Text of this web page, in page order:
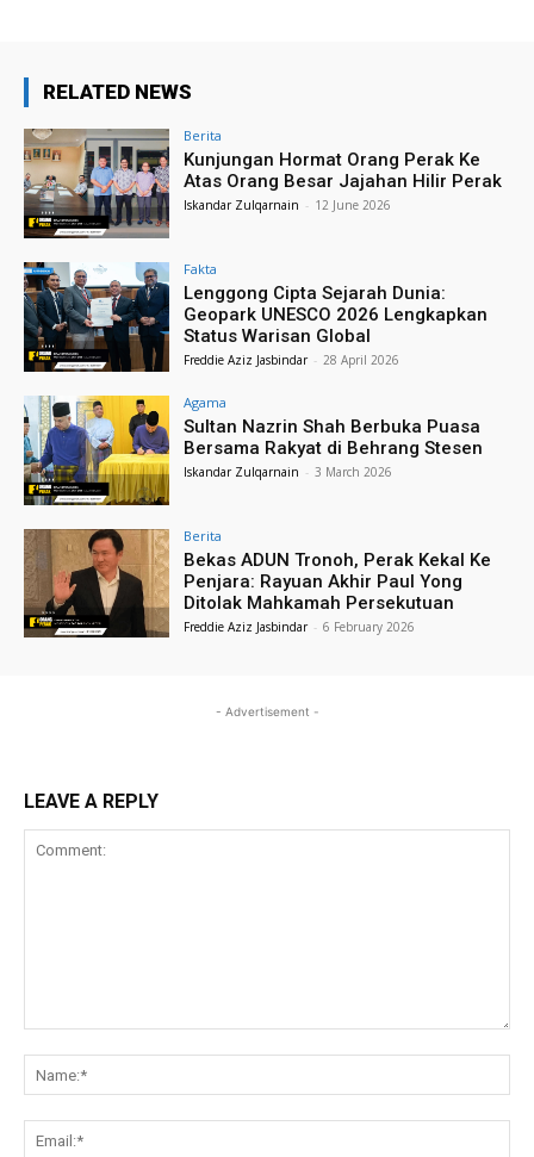
RELATED NEWS
Berita
Kunjungan Hormat Orang Perak Ke
Atas Orang Besar Jajahan Hilir Perak
Iskandar Zulqarnain - 12 June 2026
Fakta
Lenggong Cipta Sejarah Dunia:
Geopark UNESCO 2026 Lengkapkan
Status Warisan Global
Freddie Aziz Jasbindar - 28 April 2026
Agama
Sultan Nazrin Shah Berbuka Puasa
Bersama Rakyat di Behrang Stesen
Iskandar Zulqarnain - 3 March 2026
Berita
Bekas ADUN Tronoh, Perak Kekal Ke
Penjara: Rayuan Akhir Paul Yong
Ditolak Mahkamah Persekutuan
Freddie Aziz Jasbindar - 6 February 2026
- Advertisement -
LEAVE A REPLY